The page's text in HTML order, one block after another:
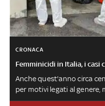
CRONACA
Femminicidi in Italia, i casi
Anche quest'anno circa
per motivi legati al
per mano del proprio